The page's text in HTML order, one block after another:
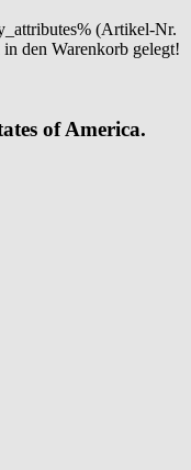
(Artikel-Nr.
den Warenkorb gelegt!
of America.